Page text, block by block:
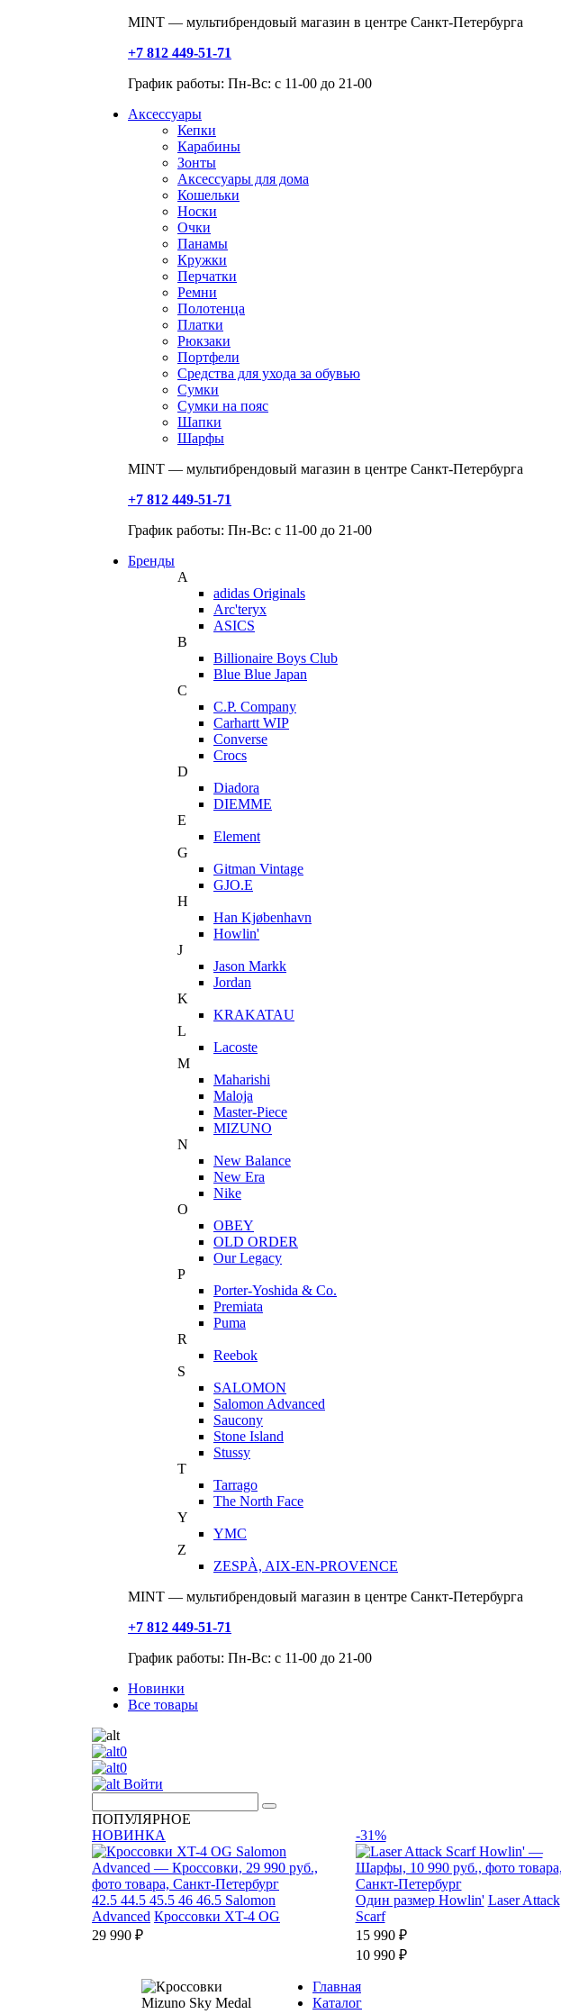
MINT — мультибрендовый магазин в центре Санкт-Петербурга
+7 812 449-51-71
График работы: Пн-Вс: с 11-00 до 21-00
Аксессуары
Кепки
Карабины
Зонты
Аксессуары для дома
Кошельки
Носки
Очки
Панамы
Кружки
Перчатки
Ремни
Полотенца
Платки
Рюкзаки
Портфели
Средства для ухода за обувью
Сумки
Сумки на пояс
Шапки
Шарфы
MINT — мультибрендовый магазин в центре Санкт-Петербурга
+7 812 449-51-71
График работы: Пн-Вс: с 11-00 до 21-00
Бренды
A
adidas Originals
Arc'teryx
ASICS
B
Billionaire Boys Club
Blue Blue Japan
C
C.P. Company
Carhartt WIP
Converse
Crocs
D
Diadora
DIEMME
E
Element
G
Gitman Vintage
GJO.E
H
Han Kjøbenhavn
Howlin'
J
Jason Markk
Jordan
K
KRAKATAU
L
Lacoste
M
Maharishi
Maloja
Master-Piece
MIZUNO
N
New Balance
New Era
Nike
O
OBEY
OLD ORDER
Our Legacy
P
Porter-Yoshida & Co.
Premiata
Puma
R
Reebok
S
SALOMON
Salomon Advanced
Saucony
Stone Island
Stussy
T
Tarrago
The North Face
Y
YMC
Z
ZESPÀ, AIX-EN-PROVENCE
MINT — мультибрендовый магазин в центре Санкт-Петербурга
+7 812 449-51-71
График работы: Пн-Вс: с 11-00 до 21-00
Новинки
Все товары
0
0
Войти
ПОПУЛЯРНОЕ
НОВИНКА
42.5 44.5 45.5 46 46.5 Salomon
Advanced Кроссовки XT-4 OG
29 990 ₽
-31%
Один размер Howlin' Laser Attack
Scarf
15 990 ₽
10 990 ₽
Главная
Каталог